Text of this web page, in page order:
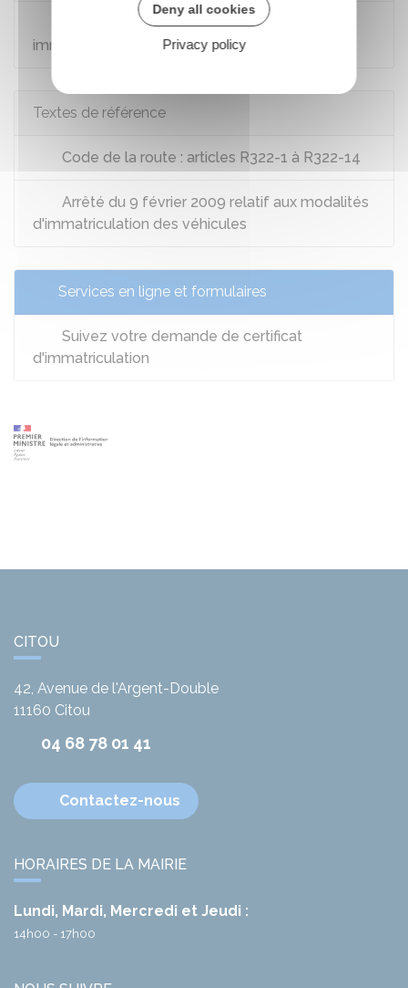
Circulation à l'étranger des véhicules en
immatriculation provisoire WW
Textes de référence
Code de la route : articles R322-1 à R322-14
Arrêté du 9 février 2009 relatif aux modalités
d'immatriculation des véhicules
Services en ligne et formulaires
Suivez votre demande de certificat
d'immatriculation
CITOU
42, Avenue de l'Argent-Double
11160 Citou
04 68 78 01 41
Contactez-nous
HORAIRES DE LA MAIRIE
Lundi, Mardi, Mercredi et Jeudi :
14h00 - 17h00
Deny all cookies
Privacy policy